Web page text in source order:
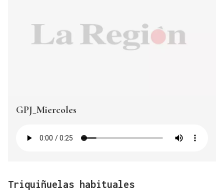
GPJ_Miercoles
Triquiñuelas habituales